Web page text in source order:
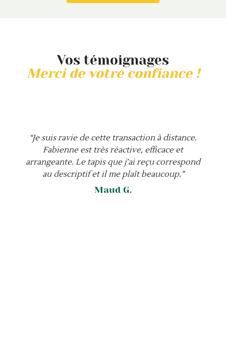
Vos témoignages
Merci de votre confiance !
“Je suis ravie de cette transaction à distance.
Fabienne est très réactive, efficace et
arrangeante. Le tapis que j’ai reçu correspond
au descriptif et il me plaît beaucoup.”
Maud G.